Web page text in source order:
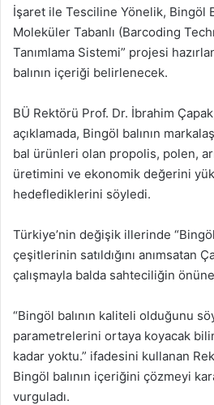
İşaret ile Tesciline Yönelik, Bingöl
Moleküler Tabanlı (Barcoding
Tanımlama Sistemi” projesi
balının içeriği belirlenecek.
BÜ Rektörü Prof. Dr. İbrahim
açıklamada, Bingöl balının
bal ürünleri olan propolis, polen,
üretimini ve ekonomik değerini
hedeflediklerini söyledi.
Türkiye’nin değişik illerinde “Bingöl
çeşitlerinin satıldığını anımsatan
çalışmayla balda sahteciliğin
“Bingöl balının kaliteli olduğunu
parametrelerini ortaya koyacak
kadar yoktu.” ifadesini kullanan
Bingöl balının içeriğini çözmeyi
vurguladı.